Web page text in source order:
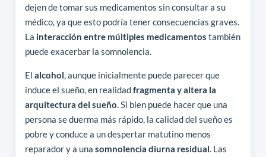
dejen de tomar sus medicamentos sin consultar a su
médico, ya que esto podría tener consecuencias graves.
La interacción entre múltiples medicamentos también
puede exacerbar la somnolencia.
El alcohol, aunque inicialmente puede parecer que
induce el sueño, en realidadfragmenta y altera la
arquitectura del sueño. Si bien puede hacer que una
persona se duerma más rápido, la calidad del sueño es
pobre y conduce a un despertar matutino menos
reparador y a una somnolencia diurna residual. Las